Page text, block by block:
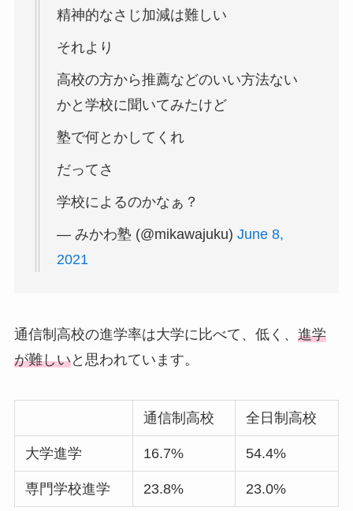
精神的なさじ加減は難しい
それより
高校の方から推薦などのいい方法ない
かと学校に聞いてみたけど
塾で何とかしてくれ
だってさ
学校によるのかなぁ？
— みかわ塾 (@mikawajuku) June 8,
2021
通信制高校の進学率は大学に比べて、低く、 進学
が難しいと思われています。
通信制高校 全日制高校
大学進学 16.7% 54.4%
専門学校進学 23.8% 23.0%